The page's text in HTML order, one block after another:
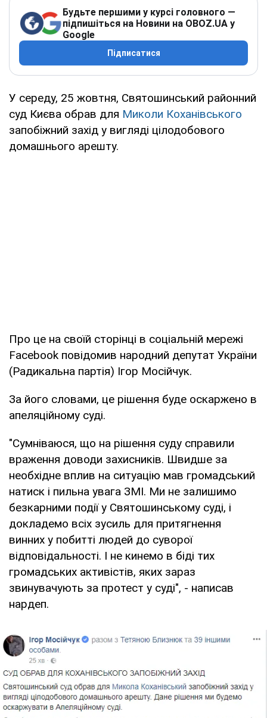
Будьте першими у курсі головного —
підпишіться на Новини на OBOZ.UA у
Google
Підписатися
У середу, 25 жовтня, Святошинський районний
суд Києва обрав для Миколи Коханівського
запобіжний захід у вигляді цілодобового
домашнього арешту.
Про це на своїй сторінці в соціальній мережі
Facebook повідомив народний депутат України
(Радикальна партія) Ігор Мосійчук.
За його словами, це рішення буде оскаржено в
апеляційному суді.
"Сумніваюся, що на рішення суду справили
враження доводи захисників. Швидше за
необхідне вплив на ситуацію мав громадський
натиск і пильна увага ЗМІ. Ми не залишимо
безкарними події у Святошинському суді, і
докладемо всіх зусиль для притягнення
винних у побитті людей до суворої
відповідальності. І не кинемо в біді тих
громадських активістів, яких зараз
звинувачують за протест у суді", - написав
нардеп.